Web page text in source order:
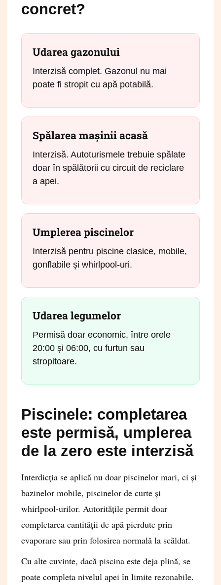
concret?
Udarea gazonului
Interzisă complet. Gazonul nu mai
poate fi stropit cu apă potabilă.
Spălarea mașinii acasă
Interzisă. Autoturismele trebuie spălate
doar în spălătorii cu circuit de reciclare
a apei.
Umplerea piscinelor
Interzisă pentru piscine clasice, mobile,
gonflabile și whirlpool-uri.
Udarea legumelor
Permisă doar economic, între orele
20:00 și 06:00, cu furtun sau
stropitoare.
Piscinele: completarea
este permisă, umplerea
de la zero este interzisă
Interdicția se aplică nu doar piscinelor mari, ci și
bazinelor mobile, piscinelor de curte și
whirlpool-urilor. Autoritățile permit doar
completarea cantității de apă pierdute prin
evaporare sau prin folosirea normală la scăldat.
Cu alte cuvinte, dacă piscina este deja plină, se
poate completa nivelul apei în limite rezonabile.